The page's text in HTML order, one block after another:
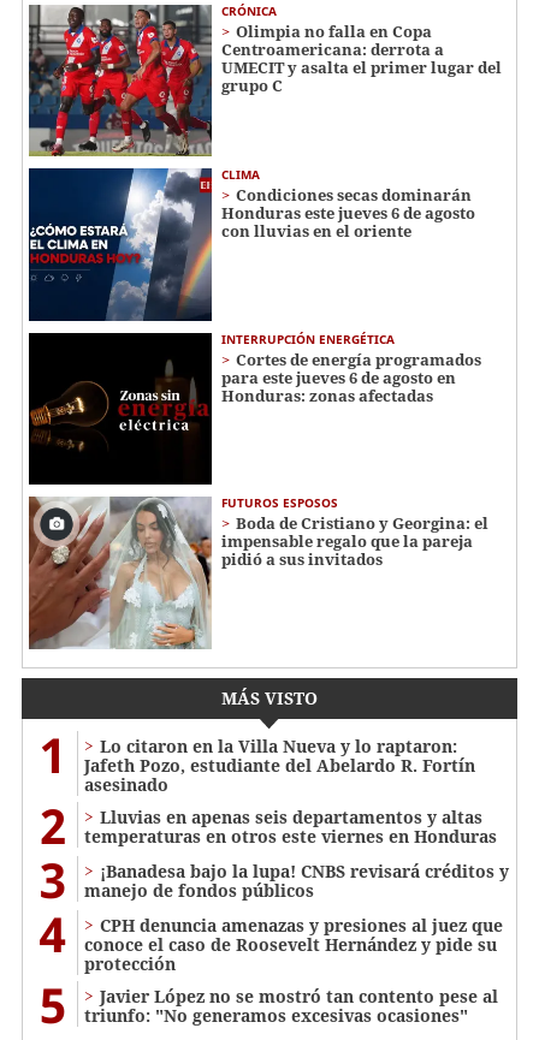
CRÓNICA
Olimpia no falla en Copa
Centroamericana: derrota a
UMECIT y asalta el primer lugar del
grupo C
CLIMA
Condiciones secas dominarán
Honduras este jueves 6 de agosto
con lluvias en el oriente
INTERRUPCIÓN ENERGÉTICA
Cortes de energía programados
para este jueves 6 de agosto en
Honduras: zonas afectadas
FUTUROS ESPOSOS
Boda de Cristiano y Georgina: el
impensable regalo que la pareja
pidió a sus invitados
MÁS VISTO
1
Lo citaron en la Villa Nueva y lo raptaron:
Jafeth Pozo, estudiante del Abelardo R. Fortín
asesinado
2
Lluvias en apenas seis departamentos y altas
temperaturas en otros este viernes en Honduras
3
¡Banadesa bajo la lupa! CNBS revisará créditos y
manejo de fondos públicos
4
CPH denuncia amenazas y presiones al juez que
conoce el caso de Roosevelt Hernández y pide su
protección
5
Javier López no se mostró tan contento pese al
triunfo: "No generamos excesivas ocasiones"